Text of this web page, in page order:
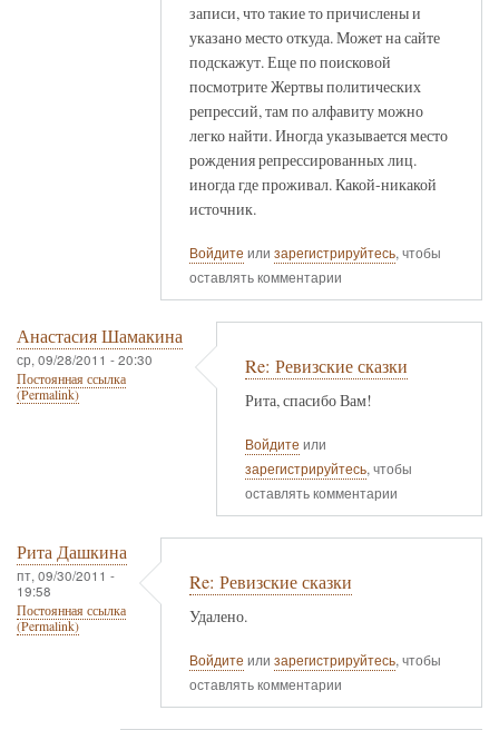
записи, что такие то причислены и
указано место откуда. Может на сайте
подскажут. Еще по поисковой
посмотрите Жертвы политических
репрессий, там по алфавиту можно
легко найти. Иногда указывается место
рождения репрессированных лиц.
иногда где проживал. Какой-никакой
источник.
Войдите или зарегистрируйтесь, чтобы
оставлять комментарии
Анастасия Шамакина
ср, 09/28/2011 - 20:30
Постоянная ссылка
(Permalink)
Re: Ревизские сказки
Рита, спасибо Вам!
Войдите или
зарегистрируйтесь, чтобы
оставлять комментарии
Рита Дашкина
пт, 09/30/2011 -
19:58
Постоянная ссылка
(Permalink)
Re: Ревизские сказки
Удалено.
Войдите или зарегистрируйтесь, чтобы
оставлять комментарии